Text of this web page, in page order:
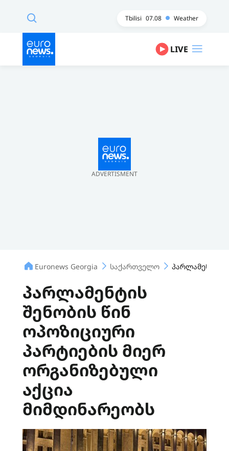
Tbilisi 07.08 Weather
LIVE
ADVERTISMENT
Euronews Georgia საქართველო პარლამენტის
პარლამენტის
შენობის წინ
ოპოზიციური
პარტიების მიერ
ორგანიზებული
აქცია
მიმდინარეობს